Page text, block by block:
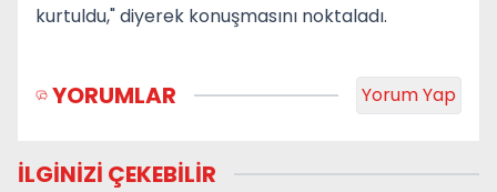
kurtuldu," diyerek konuşmasını noktaladı.
YORUMLAR Yorum Yap
İLGİNİZİ ÇEKEBİLİR